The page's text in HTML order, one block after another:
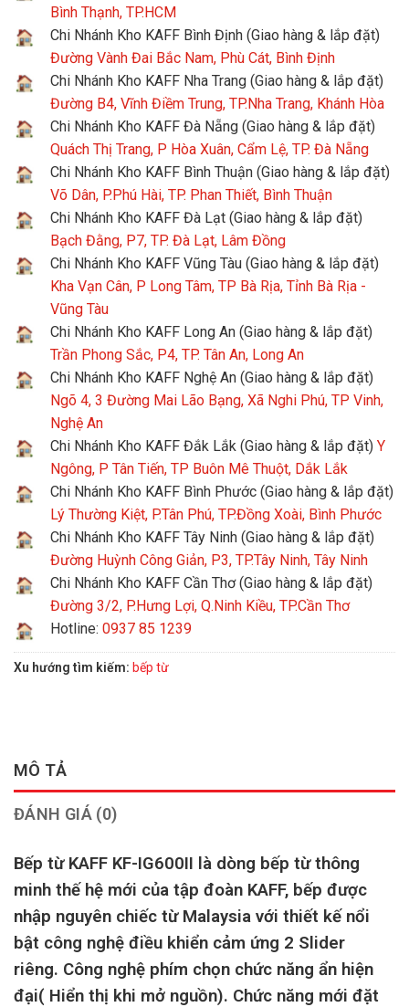
Bình Thạnh, TP.HCM
Chi Nhánh Kho KAFF Bình Định (Giao hàng & lắp đặt)
Đường Vành Đai Bắc Nam, Phù Cát, Bình Định
Chi Nhánh Kho KAFF Nha Trang (Giao hàng & lắp đặt)
Đường B4, Vĩnh Điềm Trung, TP.Nha Trang, Khánh Hòa
Chi Nhánh Kho KAFF Đà Nẵng (Giao hàng & lắp đặt)
Quách Thị Trang, P Hòa Xuân, Cẩm Lệ, TP. Đà Nẵng
Chi Nhánh Kho KAFF Bình Thuận (Giao hàng & lắp đặt)
Võ Dân, P.Phú Hài, TP. Phan Thiết, Bình Thuận
Chi Nhánh Kho KAFF Đà Lạt (Giao hàng & lắp đặt)
Bạch Đằng, P7, TP. Đà Lạt, Lâm Đồng
Chi Nhánh Kho KAFF Vũng Tàu (Giao hàng & lắp đặt)
Kha Vạn Cân, P Long Tâm, TP Bà Rịa, Tỉnh Bà Rịa -
Vũng Tàu
Chi Nhánh Kho KAFF Long An (Giao hàng & lắp đặt)
Trần Phong Sắc, P4, TP. Tân An, Long An
Chi Nhánh Kho KAFF Nghệ An (Giao hàng & lắp đặt)
Ngõ 4, 3 Đường Mai Lão Bạng, Xã Nghi Phú, TP Vinh,
Nghệ An
Chi Nhánh Kho KAFF Đắk Lắk (Giao hàng & lắp đặt) Y
Ngông, P Tân Tiến, TP Buôn Mê Thuột, Dắk Lắk
Chi Nhánh Kho KAFF Bình Phước (Giao hàng & lắp đặt)
Lý Thường Kiệt, P.Tân Phú, TP.Đồng Xoài, Bình Phước
Chi Nhánh Kho KAFF Tây Ninh (Giao hàng & lắp đặt)
Đường Huỳnh Công Giản, P3, TP.Tây Ninh, Tây Ninh
Chi Nhánh Kho KAFF Cần Thơ (Giao hàng & lắp đặt)
Đường 3/2, P.Hưng Lợi, Q.Ninh Kiều, TP.Cần Thơ
Hotline: 0937 85 1239
Xu hướng tìm kiếm: bếp từ
MÔ TẢ
ĐÁNH GIÁ (0)
Bếp từ KAFF KF-IG600II là dòng bếp từ thông
minh thế hệ mới của tập đoàn KAFF, bếp được
nhập nguyên chiếc từ Malaysia với thiết kế nổi
bật công nghệ điều khiển cảm ứng 2 Slider
riêng. Công nghệ phím chọn chức năng ẩn hiện
đại( Hiển thị khi mở nguồn). Chức năng mới đặt